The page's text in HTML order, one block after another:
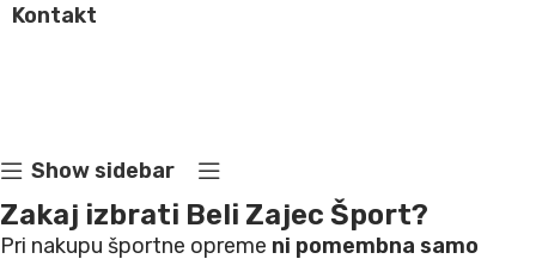
Kontakt
NAJEM KOLES
Show sidebar
Zakaj izbrati Beli Zajec Šport?
Pri nakupu športne opreme ni pomembna samo